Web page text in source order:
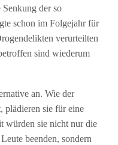
Senkung der so
schon im Folgejahr für
verurteilten
sind wiederum
an. Wie der
plädieren sie für eine
würden sie nicht nur die
beenden, sondern